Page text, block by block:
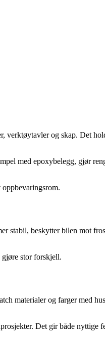
verktøytavler og skap. Det
med epoxybelegg, gjør
stabil, beskytter bilen mot
stor forskjell.
materialer og farger med
Det gir både nyttige